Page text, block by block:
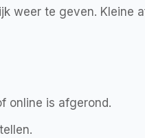
weer te geven. Kleine
online is afgerond.